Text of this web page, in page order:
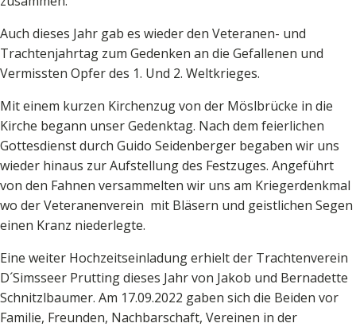
Auch dieses Jahr gab es wieder den Veteranen- und
Trachtenjahrtag zum Gedenken an die Gefallenen und
Vermissten Opfer des 1. Und 2. Weltkrieges.
Mit einem kurzen Kirchenzug von der Möslbrücke in die
Kirche begann unser Gedenktag. Nach dem feierlichen
Gottesdienst durch Guido Seidenberger begaben wir uns
wieder hinaus zur Aufstellung des Festzuges. Angeführt
von den Fahnen versammelten wir uns am Kriegerdenkmal
wo der Veteranenverein mit Bläsern und geistlichen Segen
einen Kranz niederlegte.
Eine weiter Hochzeitseinladung erhielt der Trachtenverein
D´Simsseer Prutting dieses Jahr von Jakob und Bernadette
Schnitzlbaumer. Am 17.09.2022 gaben sich die Beiden vor
Familie, Freunden, Nachbarschaft, Vereinen in der